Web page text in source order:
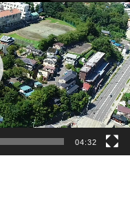
04:32